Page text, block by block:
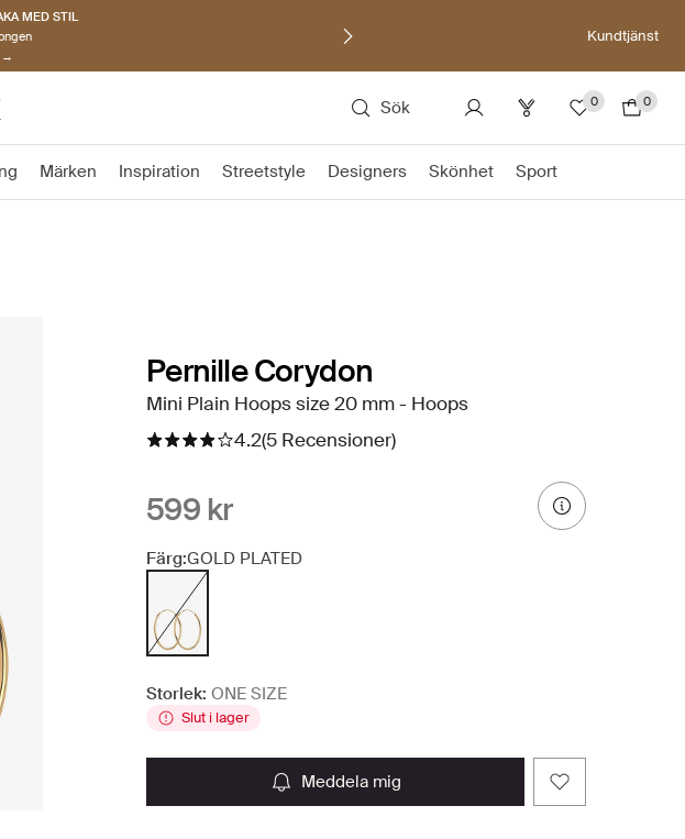
MED STIL
→
Kundtjänst
Sök 0 0
Märken Inspiration Streetstyle Designers Skönhet Sport
Pernille Corydon
Mini Plain Hoops size 20 mm - Hoops
4.2(5 Recensioner)
599 kr
Färg:GOLD PLATED
Storlek: ONE SIZE
Slut i lager
meddela mig